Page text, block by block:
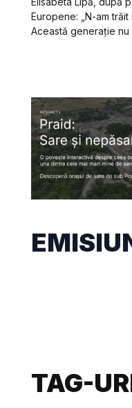
Europene: „N-am
Această generație
TAG-